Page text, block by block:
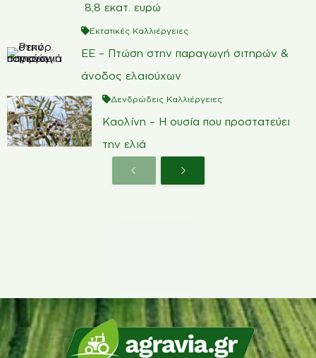
8,8 εκατ. ευρώ
Εκτατικές Καλλιέργειες
ΕΕ – Πτώση στην παραγωγή σιτηρών &
άνοδος ελαιούχων
Δενδρώδεις Καλλιέργειες
Καολίνη – Η ουσία που προστατεύει
την ελιά